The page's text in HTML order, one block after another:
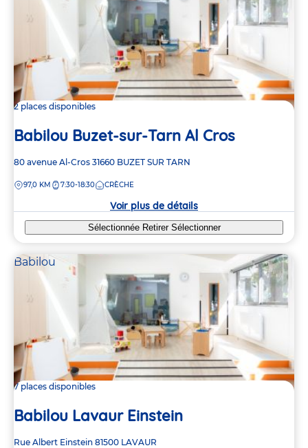
2 places disponibles
Babilou Buzet-sur-Tarn Al Cros
Adresse
la
80 avenue Al-Cros 31660 BUZET SUR TARN
DISTANCE
97,0 KM 7:30-18:30 CRÈCHE
Voir plus de détails
Sélectionnée Retirer Sélectionner
Babilou
7 places disponibles
Babilou Lavaur Einstein
Adresse
Rue Albert Einstein 81500 LAVAUR